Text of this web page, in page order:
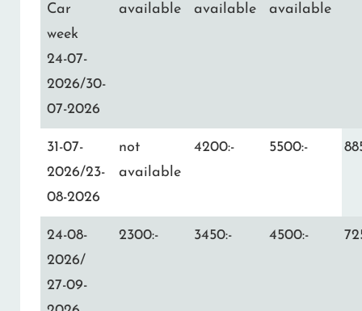
Car
week
24-07-
2026/30-
07-2026
available
available
available
31-07-
2026/23-
08-2026
not
available
4200:- 5500:-
24-08-
2026/
27-09-
2300:- 3450:- 4500:-